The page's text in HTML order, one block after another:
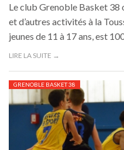
Le club Grenoble Basket 38
et d’autres activités à la
jeunes de 11 à 17 ans, est
LIRE LA SUITE →
GRENOBLE BASKET 38